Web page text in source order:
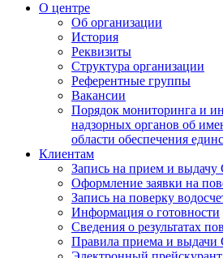
О центре
Об организации
История
Реквизиты
Структура организации
Референтные группы
Вакансии
Порядок мониторинга и
надзорных органов об
области обеспечения
Клиентам
Запись на прием и
Оформление заявки на
Запись на поверку
Информация о готовности
Сведения о результатах
Правила приема и